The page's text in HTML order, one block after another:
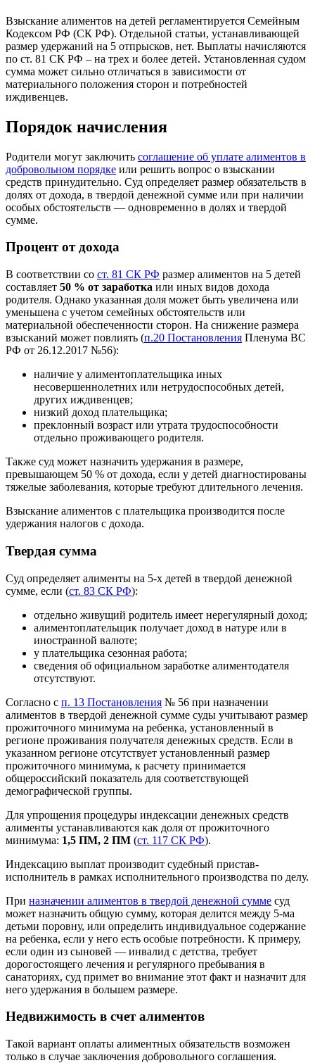
Взыскание алиментов на детей регламентируется Семейным
Кодексом РФ (СК РФ). Отдельной статьи, устанавливающей
размер удержаний на 5 отпрысков, нет. Выплаты начисляются
по ст. 81 СК РФ – на трех и более детей. Установленная судом
сумма может сильно отличаться в зависимости от
материального положения сторон и потребностей
иждивенцев.
Порядок начисления
Родители могут заключить соглашение об уплате алиментов в
добровольном порядке или решить вопрос о взыскании
средств принудительно. Суд определяет размер обязательств в
долях от дохода, в твердой денежной сумме или при наличии
особых обстоятельств — одновременно в долях и твердой
сумме.
Процент от дохода
В соответствии со ст. 81 СК РФ размер алиментов на 5 детей
составляет 50 % от заработка или иных видов дохода
родителя. Однако указанная доля может быть увеличена или
уменьшена с учетом семейных обстоятельств или
материальной обеспеченности сторон. На снижение размера
взысканий может повлиять (п.20 Постановления Пленума ВС
РФ от 26.12.2017 №56):
наличие у алиментоплательщика иных
несовершеннолетних или нетрудоспособных детей,
других иждивенцев;
низкий доход плательщика;
преклонный возраст или утрата трудоспособности
отдельно проживающего родителя.
Также суд может назначить удержания в размере,
превышающем 50 % от дохода, если у детей диагностированы
тяжелые заболевания, которые требуют длительного лечения.
Взыскание алиментов с плательщика производится после
удержания налогов с дохода.
Твердая сумма
Суд определяет алименты на 5-х детей в твердой денежной
сумме, если (ст. 83 СК РФ):
отдельно живущий родитель имеет нерегулярный доход;
алиментоплательщик получает доход в натуре или в
иностранной валюте;
у плательщика сезонная работа;
сведения об официальном заработке алиментодателя
отсутствуют.
Согласно с п. 13 Постановления № 56 при назначении
алиментов в твердой денежной сумме суды учитывают размер
прожиточного минимума на ребенка, установленный в
регионе проживания получателя денежных средств. Если в
указанном регионе отсутствует установленный размер
прожиточного минимума, к расчету принимается
общероссийский показатель для соответствующей
демографической группы.
Для упрощения процедуры индексации денежных средств
алименты устанавливаются как доля от прожиточного
минимума: 1,5 ПМ, 2 ПМ (ст. 117 СК РФ).
Индексацию выплат производит судебный пристав-
исполнитель в рамках исполнительного производства по делу.
При назначении алиментов в твердой денежной сумме суд
может назначить общую сумму, которая делится между 5-ма
детьми поровну, или определить индивидуальное содержание
на ребенка, если у него есть особые потребности. К примеру,
если один из сыновей — инвалид с детства, требует
дорогостоящего лечения и регулярного пребывания в
санаториях, суд примет во внимание этот факт и назначит для
него удержания в большем размере.
Недвижимость в счет алиментов
Такой вариант оплаты алиментных обязательств возможен
только в случае заключения добровольного соглашения.